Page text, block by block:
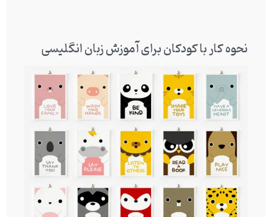
نحوه کار با کودکان برای آموزش زبان انگلیسی